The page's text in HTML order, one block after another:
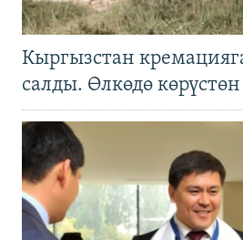
Кыргызстан
салды. Өлкөдө